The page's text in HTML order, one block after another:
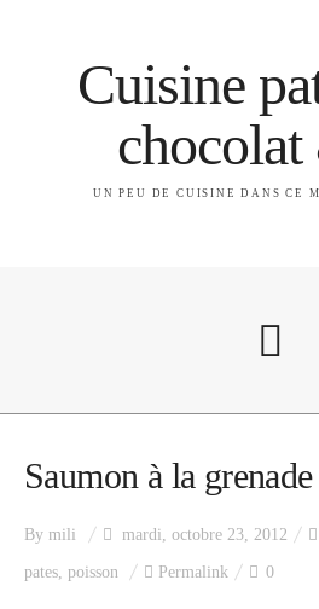
Cuisine
UN PEU DE CUISINE DANS CE
A propos
Index des
Saumon à la grenade
By mili mardi, octobre 23, 2012
pates, poisson Permalink 0